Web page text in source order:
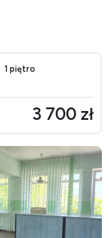
1 piętro
3 700 zł